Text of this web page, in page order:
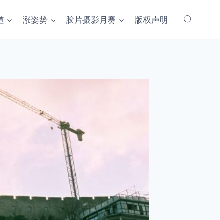
涨姿势 胶片摄影月赛 版权声明